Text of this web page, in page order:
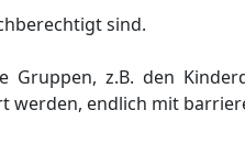
sind.
z.B. den
werden, endlich mit